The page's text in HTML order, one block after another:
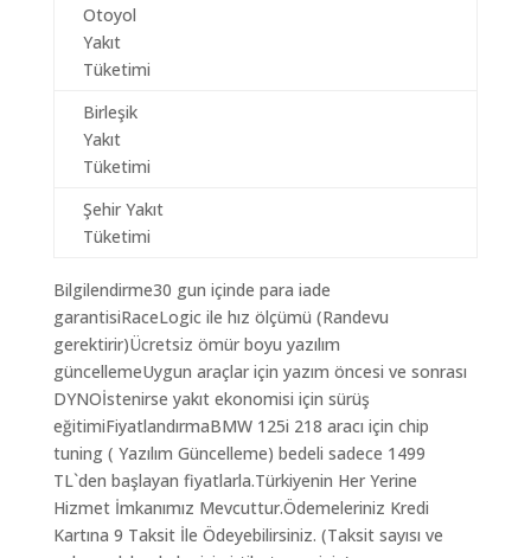
Otoyol
Yakıt
Tüketimi
Birleşik
Yakıt
Tüketimi
Şehir Yakıt
Tüketimi
Bilgilendirme30 gun içinde para iade
garantisiRaceLogic ile hız ölçümü (Randevu
gerektirir)Ücretsiz ömür boyu yazılım
güncellemeUygun araçlar için yazım öncesi ve sonrası
DYNOİstenirse yakıt ekonomisi için sürüş
eğitimiFiyatlandırmaBMW 125i 218 aracı için chip
tuning ( Yazılım Güncelleme) bedeli sadece 1499
TL`den başlayan fiyatlarla.Türkiyenin Her Yerine
Hizmet İmkanımız Mevcuttur.Ödemeleriniz Kredi
Kartına 9 Taksit İle Ödeyebilirsiniz. (Taksit sayısı ve